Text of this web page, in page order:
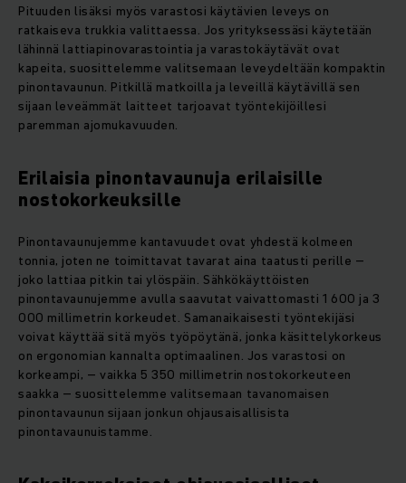
Pituuden lisäksi myös varastosi käytävien leveys on
ratkaiseva trukkia valittaessa. Jos yrityksessäsi käytetään
lähinnä lattiapinovarastointia ja varastokäytävät ovat
kapeita, suosittelemme valitsemaan leveydeltään kompaktin
pinontavaunun. Pitkillä matkoilla ja leveillä käytävillä sen
sijaan leveämmät laitteet tarjoavat työntekijöillesi
paremman ajomukavuuden.
Erilaisia pinontavaunuja erilaisille
nostokorkeuksille
Pinontavaunujemme kantavuudet ovat yhdestä kolmeen
tonnia, joten ne toimittavat tavarat aina taatusti perille –
joko lattiaa pitkin tai ylöspäin. Sähkökäyttöisten
pinontavaunujemme avulla saavutat vaivattomasti 1 600 ja 3
000 millimetrin korkeudet. Samanaikaisesti työntekijäsi
voivat käyttää sitä myös työpöytänä, jonka käsittelykorkeus
on ergonomian kannalta optimaalinen. Jos varastosi on
korkeampi, – vaikka 5 350 millimetrin nostokorkeuteen
saakka – suosittelemme valitsemaan tavanomaisen
pinontavaunun sijaan jonkun ohjausaisallisista
pinontavaunuistamme.